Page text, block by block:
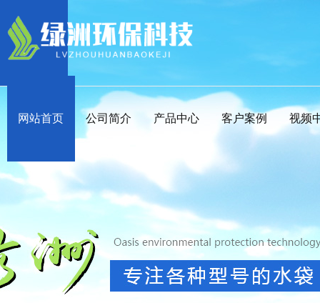
网站首页 公司简介 产品中心 客户案例 视频